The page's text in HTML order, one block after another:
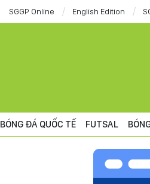
SGGP Online English Edition
BÓNG ĐÁ QUỐC TẾ FUTSAL